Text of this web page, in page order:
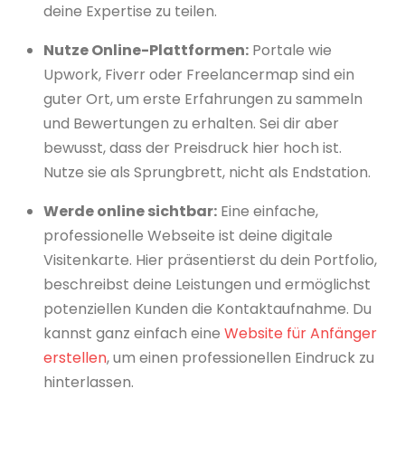
deine Expertise zu teilen.
Nutze Online-Plattformen: Portale wie
Upwork, Fiverr oder Freelancermap sind ein
guter Ort, um erste Erfahrungen zu sammeln
und Bewertungen zu erhalten. Sei dir aber
bewusst, dass der Preisdruck hier hoch ist.
Nutze sie als Sprungbrett, nicht als Endstation.
Werde online sichtbar: Eine einfache,
professionelle Webseite ist deine digitale
Visitenkarte. Hier präsentierst du dein Portfolio,
beschreibst deine Leistungen und ermöglichst
potenziellen Kunden die Kontaktaufnahme. Du
kannst ganz einfach eine Website für Anfänger
erstellen, um einen professionellen Eindruck zu
hinterlassen.